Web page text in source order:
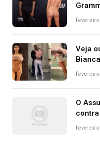
após
fevereiro
Veja
West
fevereiro
O
fevereiro